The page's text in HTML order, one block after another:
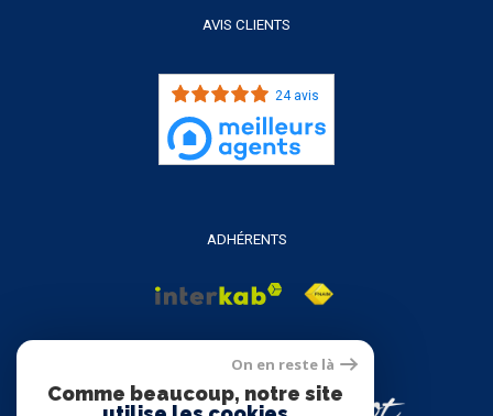
AVIS CLIENTS
24 avis
ADHÉRENTS
On en reste là
Comme beaucoup, notre site